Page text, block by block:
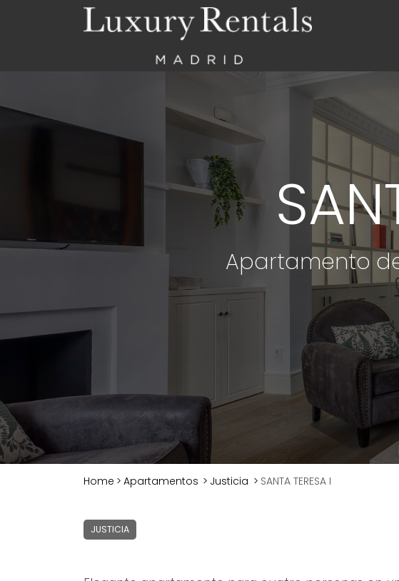
Apartamento
Home > Apartamentos > Justicia > SANTA TERESA I
JUSTICIA